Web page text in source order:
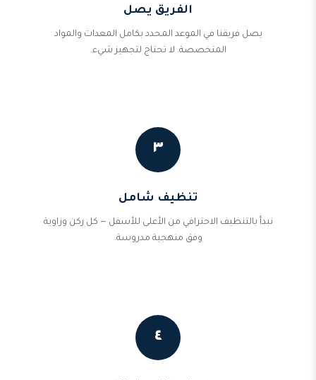
الفريق يصل
يصل فريقنا في الموعد المحدد بكامل المعدات والمواد
المتخصصة. لا تحتاج لتجهيز شيء.
٣
تنظيف شامل
نبدأ بالتنظيف الاحترافي من الأعلى للأسفل — كل ركن وزاوية
وفق منهجية مدروسة.
٤